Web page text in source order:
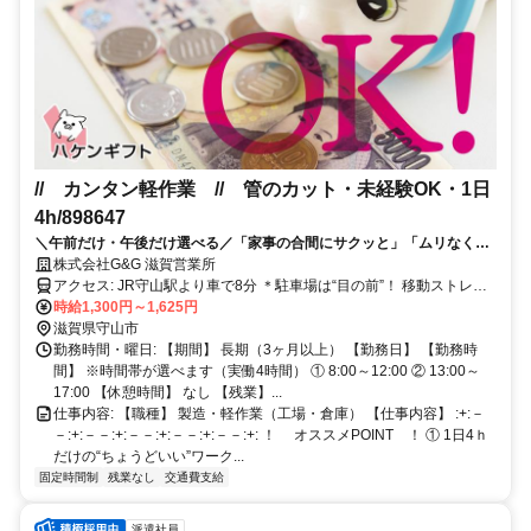
// カンタン軽作業 // 管のカット・未経験OK・1日
4h/898647
＼午前だけ・午後だけ選べる／「家事の合間にサクッと」「ムリなく週
3日だけ」がかないます！
株式会社G&G 滋賀営業所
アクセス: JR守山駅より車で8分 ＊駐車場は“目の前”！ 移動ストレス
はありません＊ 車通勤OK,バイク通勤OK
時給1,300円～1,625円
滋賀県守山市
勤務時間・曜日: 【期間】 長期（3ヶ月以上） 【勤務日】 【勤務時
間】 ※時間帯が選べます（実働4時間） ① 8:00～12:00 ② 13:00～
17:00 【休憩時間】 なし 【残業】...
仕事内容: 【職種】 製造・軽作業（工場・倉庫） 【仕事内容】 :+:－
－:+:－－:+:－－:+:－－:+:－－:+: ！ オススメPOINT ！ ① 1日4ｈ
だけの“ちょうどいい”ワーク...
固定時間制 残業なし 交通費支給